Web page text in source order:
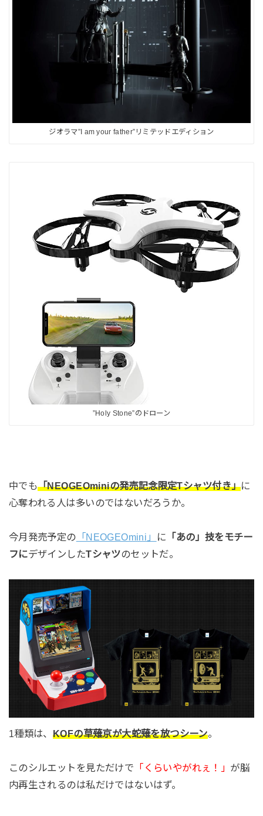
ジオラマ”I am your father”リミテッドエディション
”Holy Stone”のドローン
中でも「NEOGEOminiの発売記念限定Tシャツ付き」に
心奪われる人は多いのではないだろうか。
今月発売予定の 「NEOGEOmini」 に 「あの」技をモチー
フにデザインしたTシャツのセットだ。
1種類は、 KOFの草薙京が大蛇薙を放つシーン。
このシルエットを見ただけで 「くらいやがれぇ！」 が脳
内再生されるのは私だけではないはず。